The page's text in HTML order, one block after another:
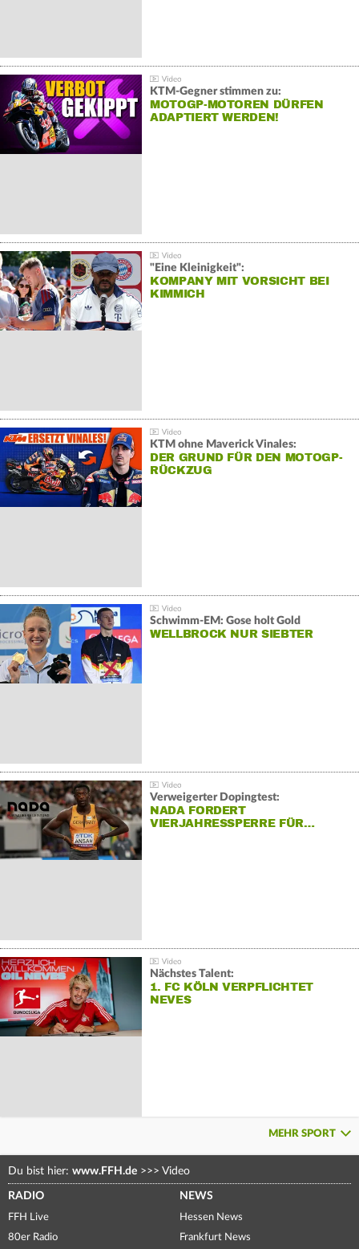
KTM-Gegner stimmen zu:
MOTOGP-MOTOREN DÜRFEN
ADAPTIERT WERDEN!
"Eine Kleinigkeit":
KOMPANY MIT VORSICHT BEI
KIMMICH
KTM ohne Maverick Vinales:
DER GRUND FÜR DEN MOTOGP-
RÜCKZUG
Schwimm-EM: Gose holt Gold
WELLBROCK NUR SIEBTER
Verweigerter Dopingtest:
NADA FORDERT
VIERJAHRESSPERRE FÜR…
Nächstes Talent:
1. FC KÖLN VERPFLICHTET
NEVES
MEHR SPORT
Du bist hier: www.FFH.de >>> Video
RADIO
FFH Live
80er Radio
NEWS
Hessen News
Frankfurt News